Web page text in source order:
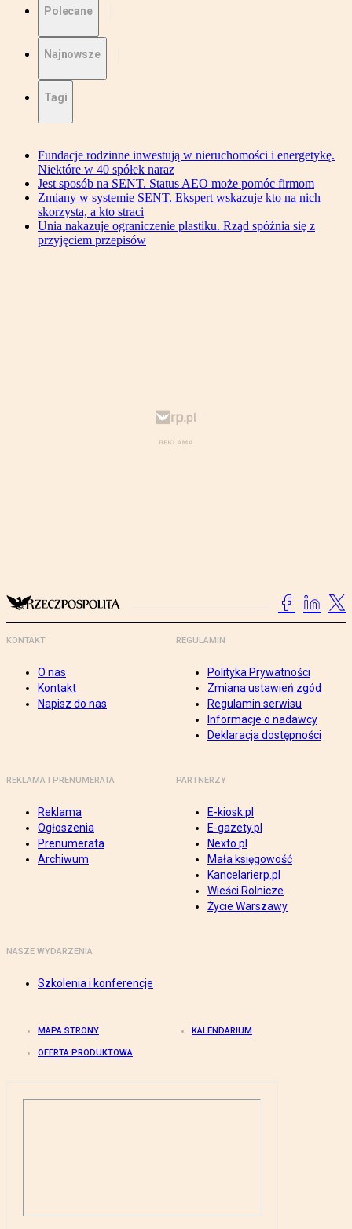
Polecane
Najnowsze
Tagi
Fundacje rodzinne inwestują w nieruchomości i energetykę.
Niektóre w 40 spółek naraz
Jest sposób na SENT. Status AEO może pomóc firmom
Zmiany w systemie SENT. Ekspert wskazuje kto na nich
skorzysta, a kto straci
Unia nakazuje ograniczenie plastiku. Rząd spóźnia się z
przyjęciem przepisów
KONTAKT
O nas
Kontakt
Napisz do nas
REGULAMIN
Polityka Prywatności
Zmiana ustawień zgód
Regulamin serwisu
Informacje o nadawcy
Deklaracja dostępności
REKLAMA I PRENUMERATA
Reklama
Ogłoszenia
Prenumerata
Archiwum
PARTNERZY
E-kiosk.pl
E-gazety.pl
Nexto.pl
Mała księgowość
Kancelarierp.pl
Wieści Rolnicze
Życie Warszawy
NASZE WYDARZENIA
Szkolenia i konferencje
MAPA STRONY KALENDARIUM
OFERTA PRODUKTOWA